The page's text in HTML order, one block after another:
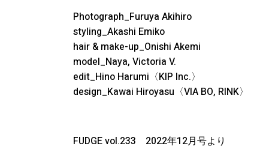
Photograph_Furuya Akihiro
styling_Akashi Emiko
hair & make-up_Onishi Akemi
model_Naya, Victoria V.
edit_Hino Harumi〈KIP Inc.〉
design_Kawai Hiroyasu〈VIA BO, RINK〉
FUDGE vol.233 2022年12月号より